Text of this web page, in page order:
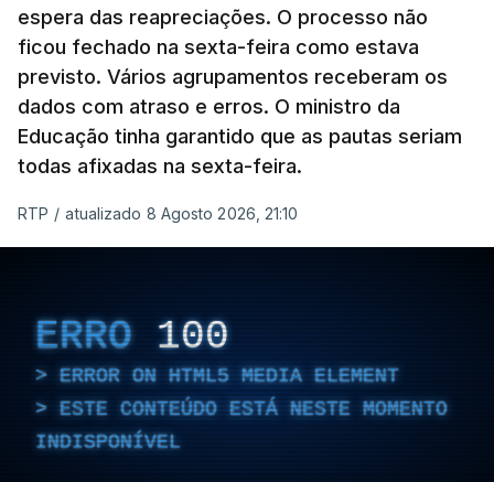
espera das reapreciações. O processo não
ficou fechado na sexta-feira como estava
previsto. Vários agrupamentos receberam os
dados com atraso e erros. O ministro da
Educação tinha garantido que as pautas seriam
todas afixadas na sexta-feira.
RTP / atualizado 8 Agosto 2026, 21:10
ERRO 100
ERROR ON HTML5 MEDIA ELEMENT
ESTE CONTEÚDO ESTÁ NESTE MOMENTO
INDISPONÍVEL